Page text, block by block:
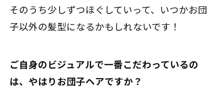
そのうち少しずつほぐしていって、いつかお団
子以外の髪型になるかもしれないです！
――ご自身のビジュアルで一番こだわっているの
は、やはりお団子ヘアですか？